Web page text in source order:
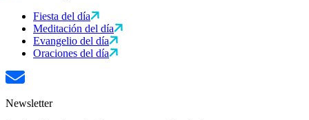
Fiesta del día
Meditación del día
Evangelio del día
Oraciones del día
Newsletter